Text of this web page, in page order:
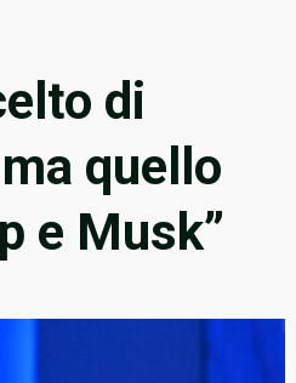
di
quello
e Musk”